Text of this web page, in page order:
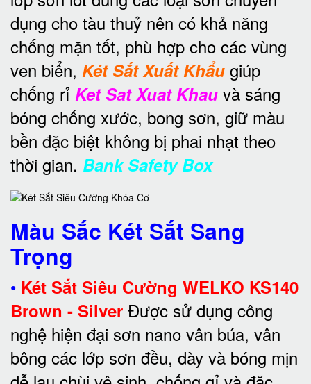
dụng cho tàu thuỷ nên có khả năng
chống mặn tốt, phù hợp cho các vùng
ven biển, Két Sắt Xuất Khẩu giúp
chống rỉ Ket Sat Xuat Khau và sáng
bóng chống xước, bong sơn, giữ màu
bền đặc biệt không bị phai nhạt theo
thời gian. Bank Safety Box
Màu Sắc Két Sắt Sang
Trọng
• Két Sắt Siêu Cường WELKO KS140
Brown - Silver Được sử dụng công
nghệ hiện đại sơn nano vân búa, vân
bông các lớp sơn đều, dày và bóng mịn